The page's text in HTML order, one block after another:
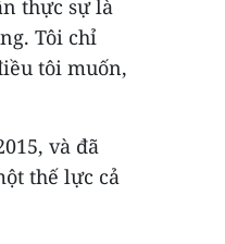
thực sự là
Tôi chỉ
tôi muốn,
và đã
thế lực cả